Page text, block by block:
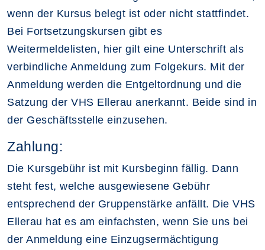
wenn der Kursus belegt ist oder nicht stattfindet.
Bei Fortsetzungskursen gibt es
Weitermeldelisten, hier gilt eine Unterschrift als
verbindliche Anmeldung zum Folgekurs. Mit der
Anmeldung werden die Entgeltordnung und die
Satzung der VHS Ellerau anerkannt. Beide sind in
der Geschäftsstelle einzusehen.
Zahlung:
Die Kursgebühr ist mit Kursbeginn fällig. Dann
steht fest, welche ausgewiesene Gebühr
entsprechend der Gruppenstärke anfällt. Die VHS
Ellerau hat es am einfachsten, wenn Sie uns bei
der Anmeldung eine Einzugsermächtigung